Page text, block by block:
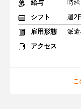
給与
時
シフト
週2
雇用形態
派遣
アクセス
こ